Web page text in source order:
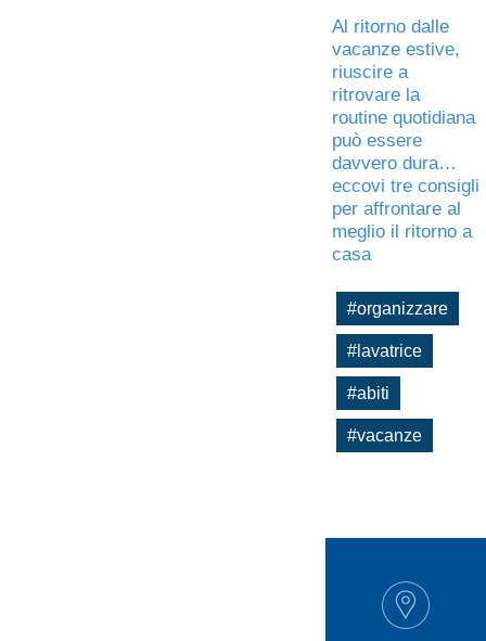
Al ritorno dalle
vacanze estive,
riuscire a
ritrovare la
routine quotidiana
può essere
davvero dura…
eccovi tre consigli
per affrontare al
meglio il ritorno a
casa
#organizzare
#lavatrice
#abiti
#vacanze